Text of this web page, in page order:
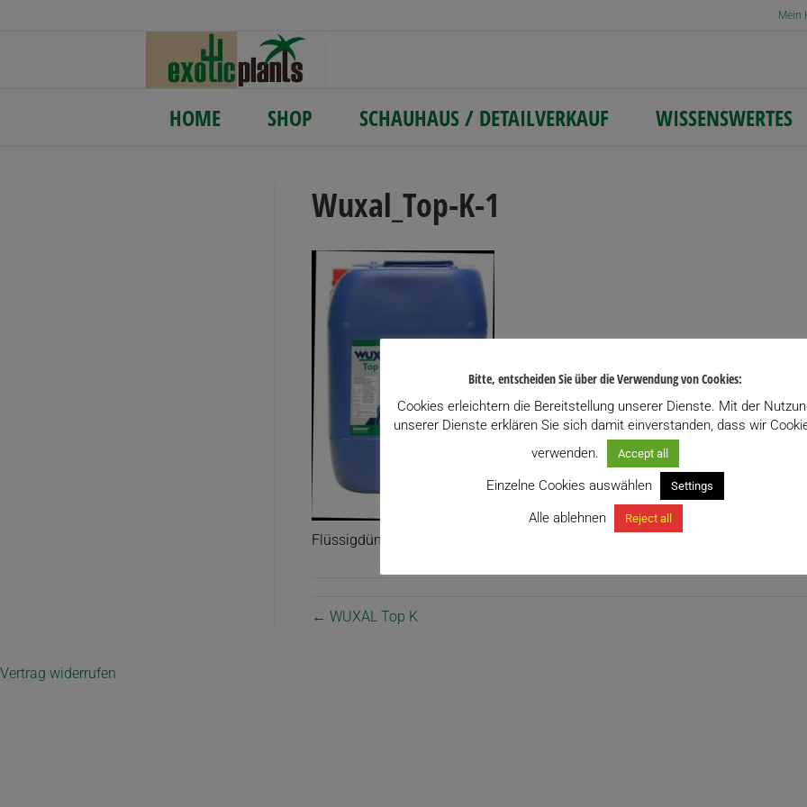
Mein
HOME SHOP SCHAUHAUS / DETAILVERKAUF WISSENSWERTES
Wuxal_Top-K-1
Flüssigdünger für Kakteen und andere Sukkulenten
← WUXAL Top K
Vertrag widerrufen
Bitte, entscheiden Sie über die Verwendung von Cookies:
Cookies erleichtern die Bereitstellung unserer Dienste. Mit der
unserer Dienste erklären Sie sich damit einverstanden, dass wir
verwenden.
Accept all
Einzelne Cookies auswählen Settings
Alle ablehnen Reject all